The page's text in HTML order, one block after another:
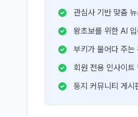
관심사 기반 맞춤
왕초보를 위한 AI
부키가 물어다 주는
회원 전용 인사이트
둥지 커뮤니티 게시